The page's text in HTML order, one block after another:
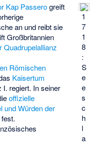
1
7
1
8
:
S
e
e
s
c
h
l
a
Kap Passerogreift
an und reibt sie
Großbritannien
Quadrupelallianz
Römischen
Kaisertum
I. regiert. In seiner
offizielle
und Würden der